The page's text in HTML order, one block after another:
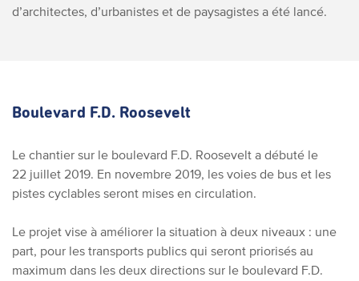
d’architectes, d’urbanistes et de paysagistes a été lancé.
Boulevard F.D. Roosevelt
Le chantier sur le boulevard F.D. Roosevelt a débuté le
22 juillet 2019. En novembre 2019, les voies de bus et les
pistes cyclables seront mises en circulation.
Le projet vise à améliorer la situation à deux niveaux : une
part, pour les transports publics qui seront priorisés au
maximum dans les deux directions sur le boulevard F.D.